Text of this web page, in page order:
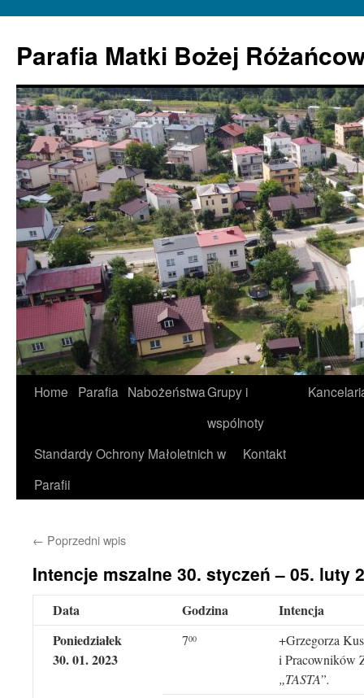
Parafia Matki Bożej
Home Parafia NabożeństwaGrupy i
wspólnoty
Standardy Ochrony Małoletnich w
Parafii
Kontakt
← Poprzedni wpis
Intencje mszalne 30. styczeń – 05. luty
Data Godzina
Intencja
Poniedziałek
30. 01. 2023
700
+Grzegorza
i Pracowników
„TASTA”.